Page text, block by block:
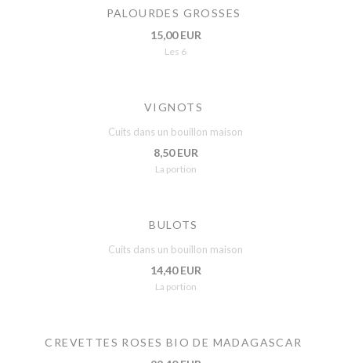
PALOURDES GROSSES
15,00 EUR
Les 6
VIGNOTS
Cuits dans un bouillon maison
8,50 EUR
La portion
BULOTS
Cuits dans un bouillon maison
14,40 EUR
La portion
CREVETTES ROSES BIO DE MADAGASCAR